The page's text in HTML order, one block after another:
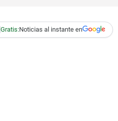
Gratis:Noticias al instante en